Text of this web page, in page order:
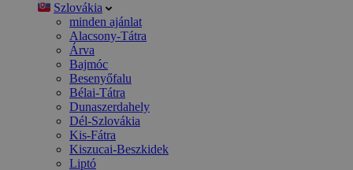
Szlovákia
minden ajánlat
Alacsony-Tátra
Árva
Bajmóc
Besenyőfalu
Bélai-Tátra
Dunaszerdahely
Dél-Szlovákia
Kis-Fátra
Kiszucai-Beszkidek
Liptó